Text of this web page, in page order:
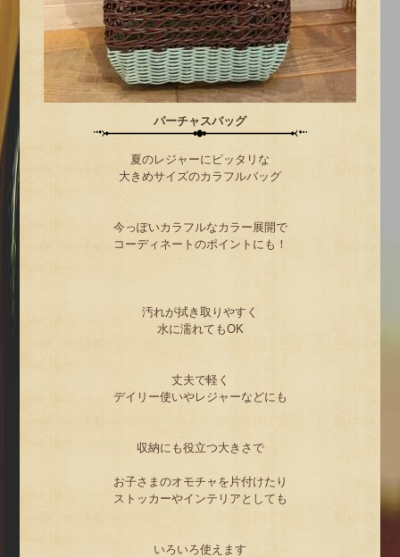
パーチャスバッグ
夏のレジャーにピッタリな
大きめサイズのカラフルバッグ
今っぽいカラフルなカラー展開で
コーディネートのポイントにも！
汚れが拭き取りやすく
水に濡れてもOK
丈夫で軽く
デイリー使いやレジャーなどにも
収納にも役立つ大きさで
お子さまのオモチャを片付けたり
ストッカーやインテリアとしても
いろいろ使えます